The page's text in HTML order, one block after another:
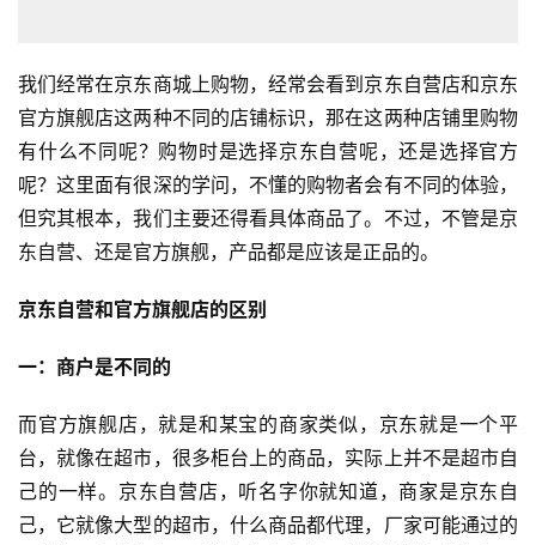
我们经常在京东商城上购物，经常会看到京东自营店和京东
官方旗舰店这两种不同的店铺标识，那在这两种店铺里购物
有什么不同呢？购物时是选择京东自营呢，还是选择官方
呢？这里面有很深的学问，不懂的购物者会有不同的体验，
但究其根本，我们主要还得看具体商品了。不过，不管是京
东自营、还是官方旗舰，产品都是应该是正品的。
京东自营和官方旗舰店的区别
一：商户是不同的
而官方旗舰店，就是和某宝的商家类似，京东就是一个平
台，就像在超市，很多柜台上的商品，实际上并不是超市自
己的一样。京东自营店，听名字你就知道，商家是京东自
己，它就像大型的超市，什么商品都代理，厂家可能通过的